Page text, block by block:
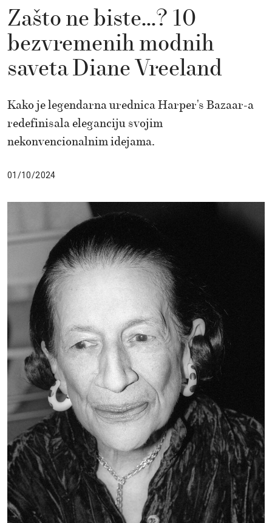
Zašto ne biste…? 10
bezvremenih modnih
saveta Diane Vreeland
Kako je legendarna urednica Harper's Bazaar-a
redefinisala eleganciju svojim
nekonvencionalnim idejama.
01/10/2024